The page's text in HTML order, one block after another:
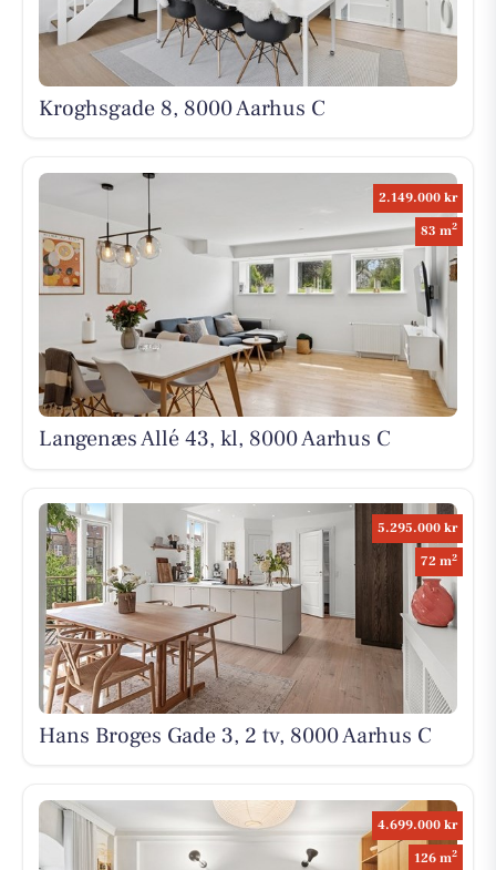
Kroghsgade 8, 8000 Aarhus C
2.149.000 kr
83 m2
Langenæs Allé 43, kl, 8000 Aarhus C
5.295.000 kr
72 m2
Hans Broges Gade 3, 2 tv, 8000 Aarhus C
4.699.000 kr
126 m2